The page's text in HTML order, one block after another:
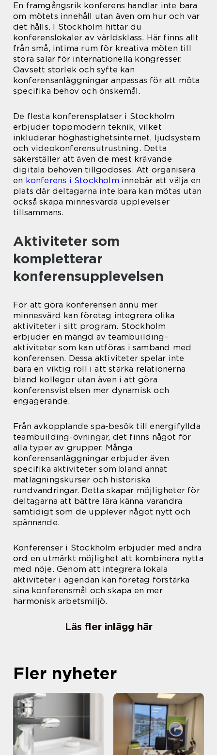
En framgångsrik konferens handlar inte bara
om mötets innehåll utan även om hur och var
det hålls. I Stockholm hittar du
konferenslokaler av världsklass. Här finns allt
från små, intima rum för kreativa möten till
stora salar för internationella kongresser.
Oavsett storlek och syfte kan
konferensanläggningar anpassas för att möta
specifika behov och önskemål.
De flesta konferensplatser i Stockholm
erbjuder toppmodern teknik, vilket
inkluderar höghastighetsinternet, ljudsystem
och videokonferensutrustning. Detta
säkerställer att även de mest krävande
digitala behoven tillgodoses. Att organisera
en konferens i Stockholm innebär att välja en
plats där deltagarna inte bara kan mötas utan
också skapa minnesvärda upplevelser
tillsammans.
Aktiviteter som
kompletterar
konferensupplevelsen
För att göra konferensen ännu mer
minnesvärd kan företag integrera olika
aktiviteter i sitt program. Stockholm
erbjuder en mängd av teambuilding-
aktiviteter som kan utföras i samband med
konferensen. Dessa aktiviteter spelar inte
bara en viktig roll i att stärka relationerna
bland kollegor utan även i att göra
konferensvistelsen mer dynamisk och
engagerande.
Från avkopplande spa-besök till energifyllda
teambuilding-övningar, det finns något för
alla typer av grupper. Många
konferensanläggningar erbjuder även
specifika aktiviteter som bland annat
matlagningskurser och historiska
rundvandringar. Detta skapar möjligheter för
deltagarna att bättre lära känna varandra
samtidigt som de upplever något nytt och
spännande.
Konferenser i Stockholm erbjuder med andra
ord en utmärkt möjlighet att kombinera nytta
med nöje. Genom att integrera lokala
aktiviteter i agendan kan företag förstärka
sina konferensmål och skapa en mer
harmonisk arbetsmiljö.
Läs fler inlägg här
Fler nyheter